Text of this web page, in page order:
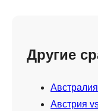
Другие
Австрия